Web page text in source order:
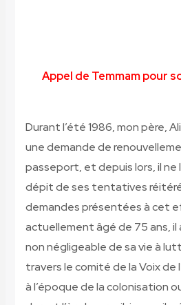
Appel de Temmam pour
Durant l’été 1986, mon père,
une demande de
passeport, et depuis lors, il ne
dépit de ses tentatives
demandes présentées à cet
actuellement âgé de 75 ans, il
non négligeable de sa vie à
travers le comité de la Voix
à l’époque de la colonisation